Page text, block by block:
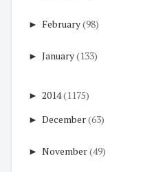
► February(98)
► January(133)
► 2014(1175)
► December(63)
► November(49)